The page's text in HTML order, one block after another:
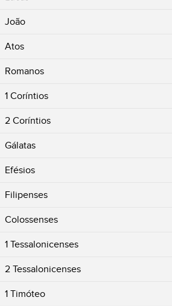
João
Atos
Romanos
1 Coríntios
2 Coríntios
Gálatas
Efésios
Filipenses
Colossenses
1 Tessalonicenses
2 Tessalonicenses
1 Timóteo